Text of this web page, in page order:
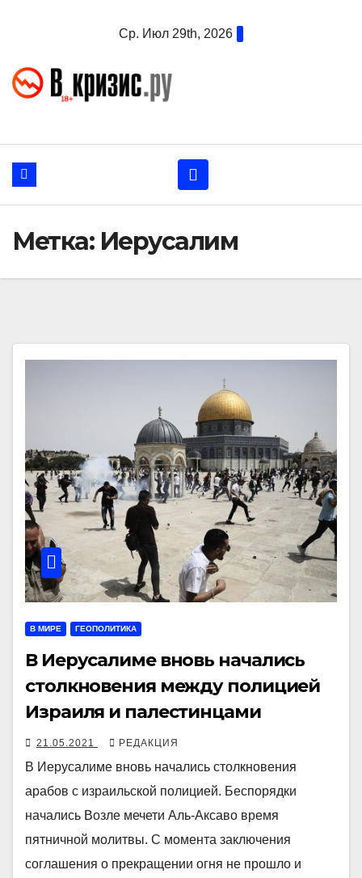
Ср. Июл 29th, 2026
Метка: Иерусалим
В МИРЕ ГЕОПОЛИТИКА
В Иерусалиме вновь начались
столкновения между полицией
Израиля и палестинцами
21.05.2021 РЕДАКЦИЯ
В Иерусалиме вновь начались столкновения
арабов с израильской полицией. Беспорядки
начались Возле мечети Аль-Аксаво время
пятничной молитвы. С момента заключения
соглашения о прекращении огня не прошло и